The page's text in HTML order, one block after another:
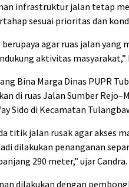
infrastruktur jalan tetap
sesuai prioritas dan
agar ruas jalan yang
aktivitas masyarakat,”
Bina Marga Dinas PUPR
di ruas Jalan Sumber
Sido di Kecamatan
titik jalan rusak agar akses
dilakukan penanganan
290 meter,” ujar Candra.
dilakukan dengan